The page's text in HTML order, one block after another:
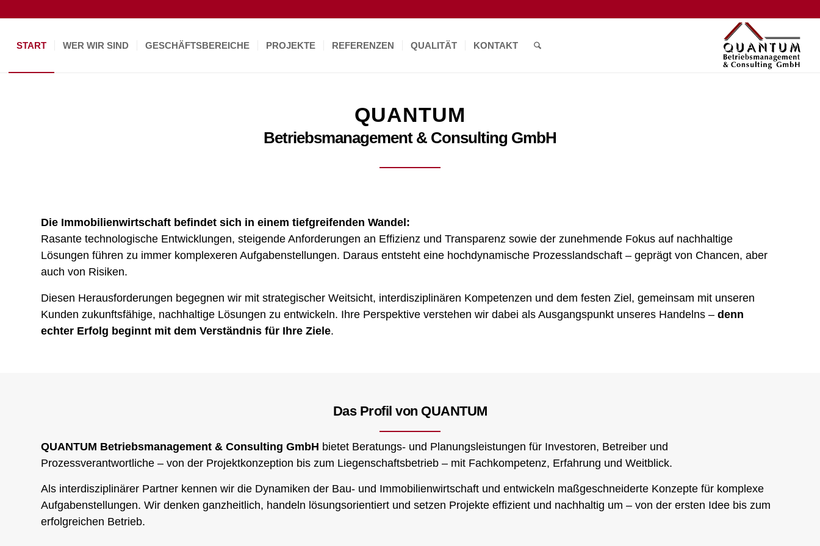
START WER WIR SIND GESCHÄFTSBEREICHE PROJEKTE REFERENZEN QUALITÄT KONTAKT
QUANTUM
Betriebsmanagement & Consulting GmbH
Die Immobilienwirtschaft befindet sich in einem tiefgreifenden Wandel:
Rasante technologische Entwicklungen, steigende Anforderungen an Effizienz und Transparenz sowie der zunehmende Fokus auf nachhaltige
Lösungen führen zu immer komplexeren Aufgabenstellungen. Daraus entsteht eine hochdynamische Prozesslandschaft – geprägt von Chancen, aber
auch von Risiken.
Diesen Herausforderungen begegnen wir mit strategischer Weitsicht, interdisziplinären Kompetenzen und dem festen Ziel, gemeinsam mit unseren
Kunden zukunftsfähige, nachhaltige Lösungen zu entwickeln. Ihre Perspektive verstehen wir dabei als Ausgangspunkt unseres Handelns – denn
echter Erfolg beginnt mit dem Verständnis für Ihre Ziele.
Das Profil von QUANTUM
QUANTUM Betriebsmanagement & Consulting GmbH bietet Beratungs- und Planungsleistungen für Investoren, Betreiber und
Prozessverantwortliche – von der Projektkonzeption bis zum Liegenschaftsbetrieb – mit Fachkompetenz, Erfahrung und Weitblick.
Als interdisziplinärer Partner kennen wir die Dynamiken der Bau- und Immobilienwirtschaft und entwickeln maßgeschneiderte Konzepte für komplexe
Aufgabenstellungen. Wir denken ganzheitlich, handeln lösungsorientiert und setzen Projekte effizient und nachhaltig um – von der ersten Idee bis zum
erfolgreichen Betrieb.